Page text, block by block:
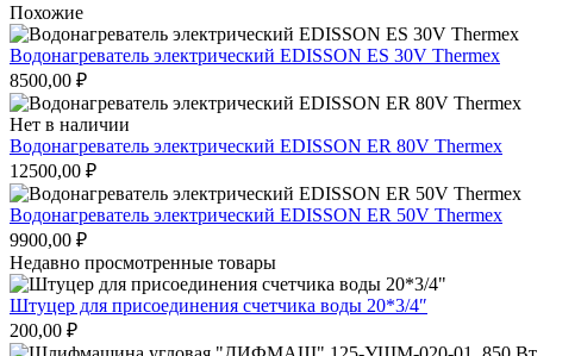
Похожие
Водонагреватель электрический EDISSON ES 30V Thermex
8500,00 ₽
Нет в наличии
Водонагреватель электрический EDISSON ER 80V Thermex
12500,00 ₽
Водонагреватель электрический EDISSON ER 50V Thermex
9900,00 ₽
Недавно просмотренные товары
Штуцер для присоединения счетчика воды 20*3/4″
200,00 ₽